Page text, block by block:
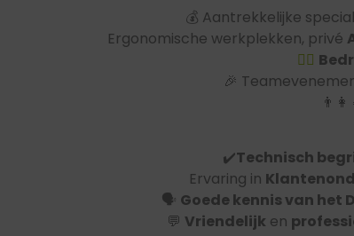
💰 Aantrekkelijke
Ergonomische werkplekken, privé
🏋️‍♂️
🎉
✔️Technisch
Ervaring in
🗣️ Goede kennis van het
💬 Vriendelijk en